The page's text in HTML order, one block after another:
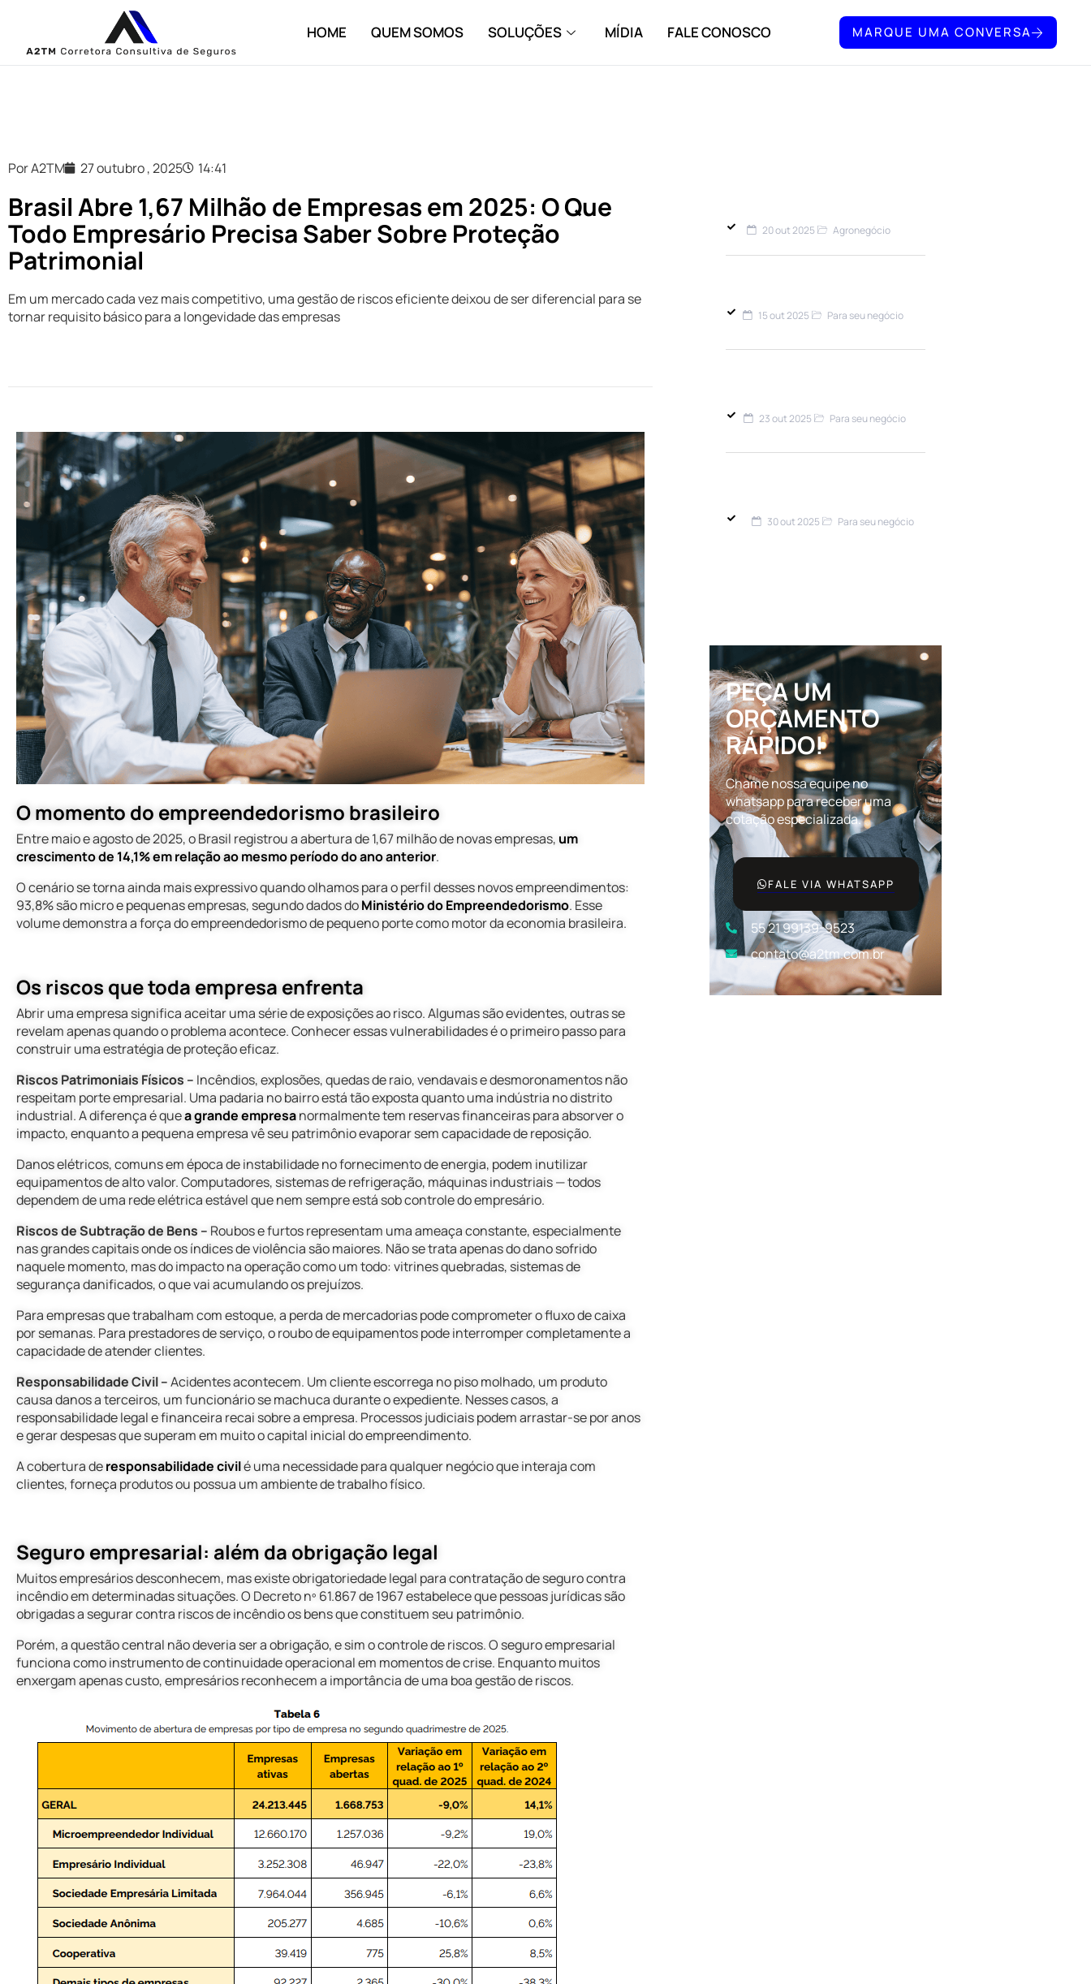
HOME QUEM SOMOS SOLUÇÕES MÍDIA FALE CONOSCO MARQUE UMA CONVERSA
Por A2TM 27 outubro , 2025 14:41
Brasil Abre 1,67 Milhão de Empresas em 2025: O Que
Todo Empresário Precisa Saber Sobre Proteção
Patrimonial
Em um mercado cada vez mais competitivo, uma gestão de riscos eficiente deixou de ser diferencial para se
tornar requisito básico para a longevidade das empresas
o momento do empreendedorismo brasileiro
Entre maio e agosto de 2025, o Brasil registrou a abertura de 1,67 milhão de novas empresas, um
crescimento de 14,1% em relação ao mesmo período do ano anterior.
O cenário se torna ainda mais expressivo quando olhamos para o perfil desses novos empreendimentos:
93,8% são micro e pequenas empresas, segundo dados doMinistério do Empreendedorismo. Esse
volume demonstra a força do empreendedorismo de pequeno porte como motor da economia brasileira.
os riscos que toda empresa enfrenta
Abrir uma empresa significa aceitar uma série de exposições ao risco. Algumas são evidentes, outras se
revelam apenas quando o problema acontece. Conhecer essas vulnerabilidades é o primeiro passo para
construir uma estratégia de proteção eficaz.
Riscos Patrimoniais Físicos – Incêndios, explosões, quedas de raio, vendavais e desmoronamentos não
respeitam porte empresarial. Uma padaria no bairro está tão exposta quanto uma indústria no distrito
industrial. A diferença é quea grande empresanormalmente tem reservas financeiras para absorver o
impacto, enquanto a pequena empresa vê seu patrimônio evaporar sem capacidade de reposição.
Danos elétricos, comuns em época de instabilidade no fornecimento de energia, podem inutilizar
equipamentos de alto valor. Computadores, sistemas de refrigeração, máquinas industriais — todos
dependem de uma rede elétrica estável que nem sempre está sob controle do empresário.
Riscos de Subtração de Bens – Roubos e furtos representam uma ameaça constante, especialmente
nas grandes capitais onde os índices de violência são maiores. Não se trata apenas do dano sofrido
naquele momento, mas do impacto na operação como um todo: vitrines quebradas, sistemas de
segurança danificados, o que vai acumulando os prejuízos.
Para empresas que trabalham com estoque, a perda de mercadorias pode comprometer o fluxo de caixa
por semanas. Para prestadores de serviço, o roubo de equipamentos pode interromper completamente a
capacidade de atender clientes.
Responsabilidade Civil –Acidentes acontecem. Um cliente escorrega no piso molhado, um produto
causa danos a terceiros, um funcionário se machuca durante o expediente. Nesses casos, a
responsabilidade legal e financeira recai sobre a empresa. Processos judiciais podem arrastar-se por anos
e gerar despesas que superam em muito o capital inicial do empreendimento.
A cobertura deresponsabilidade civilé uma necessidade para qualquer negócio que interaja com
clientes, forneça produtos ou possua um ambiente de trabalho físico.
seguro empresarial: além da obrigação legal
Muitos empresários desconhecem, mas existe obrigatoriedade legal para contratação de seguro contra
incêndio em determinadas situações. O Decreto nº 61.867 de 1967 estabelece que pessoas jurídicas são
obrigadas a segurar contra riscos de incêndio os bens que constituem seu patrimônio.
Porém, a questão central não deveria ser a obrigação, e sim o controle de riscos. O seguro empresarial
funciona como instrumento de continuidade operacional em momentos de crise. Enquanto muitos
enxergam apenas custo, empresários reconhecem a importância de uma boa gestão de riscos.
20 out 2025 Agronegócio
15 out 2025 Para seu negócio
funciona e como protege sua
23 out 2025 Para seu negócio
Cibernético Obrigatório: O
30 out 2025 Para seu negócio
PEÇA UM
ORÇAMENTO
RÁPIDO!
Chame nossa equipe no
whatsapp para receber uma
cotação especializada.
FALE VIA WHATSAPP
55 21 99139-9523
contato@a2tm.com.br